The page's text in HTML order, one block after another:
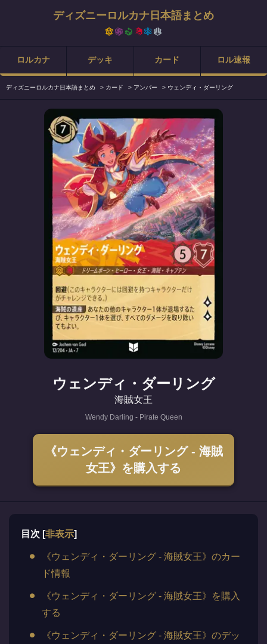
ディズニーロルカナ日本語まとめ
ロルカナ デッキ カード ロル速報
ディズニーロルカナ日本語まとめ > カード > アンバー > ウェンディ・ダーリング
ウェンディ・ダーリング
海賊女王
Wendy Darling - Pirate Queen
《ウェンディ・ダーリング - 海賊
女王》を購入する
目次 [非表示]
《ウェンディ・ダーリング - 海賊女王》のカー
ド情報
《ウェンディ・ダーリング - 海賊女王》を購入
する
《ウェンディ・ダーリング - 海賊女王》のデッ